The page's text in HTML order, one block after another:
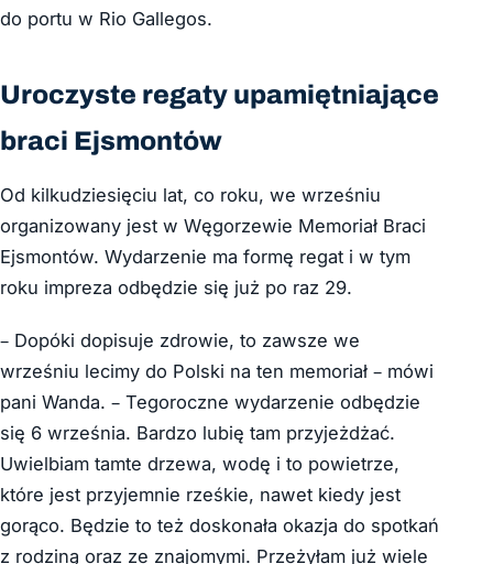
do portu w Rio Gallegos.
Uroczyste regaty upamiętniające
braci Ejsmontów
Od kilkudziesięciu lat, co roku, we wrześniu
organizowany jest w Węgorzewie Memoriał Braci
Ejsmontów. Wydarzenie ma formę regat i w tym
roku impreza odbędzie się już po raz 29.
– Dopóki dopisuje zdrowie, to zawsze we
wrześniu lecimy do Polski na ten memoriał – mówi
pani Wanda. – Tegoroczne wydarzenie odbędzie
się 6 września. Bardzo lubię tam przyjeżdżać.
Uwielbiam tamte drzewa, wodę i to powietrze,
które jest przyjemnie rześkie, nawet kiedy jest
gorąco. Będzie to też doskonała okazja do spotkań
z rodziną oraz ze znajomymi. Przeżyłam już wiele